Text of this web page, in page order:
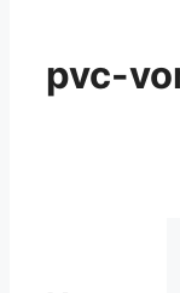
pvc-